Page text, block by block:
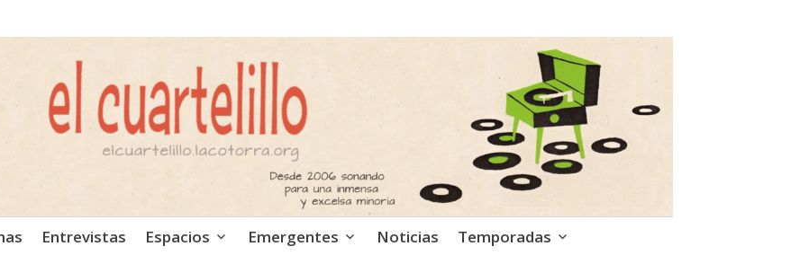
independiente. Podcast
Entrevistas Espacios Emergentes Noticias Temporadas